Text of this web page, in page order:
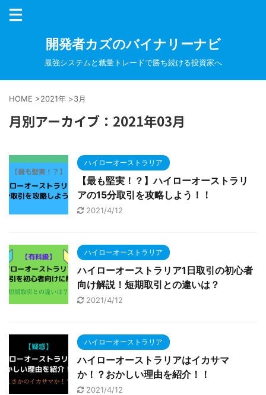
開発者カズのバイナリーナビ
最強システムと裁量トレードで勝ち続ける投資家へ
HOME >2021年 >3月
月別アーカイブ：2021年03月
ハイローオーストラリア
【最も堅実！？】ハイローオーストラリ
アの15分取引を攻略しよう！！
2021/4/12
ハイローオーストラリア
ハイローオーストラリア1日取引の初心者
向け解説！短期取引との違いは？
2021/4/12
ハイローオーストラリア
ハイローオーストラリアはイカサマ
か！？おかしい理由を紹介！！
2021/4/12